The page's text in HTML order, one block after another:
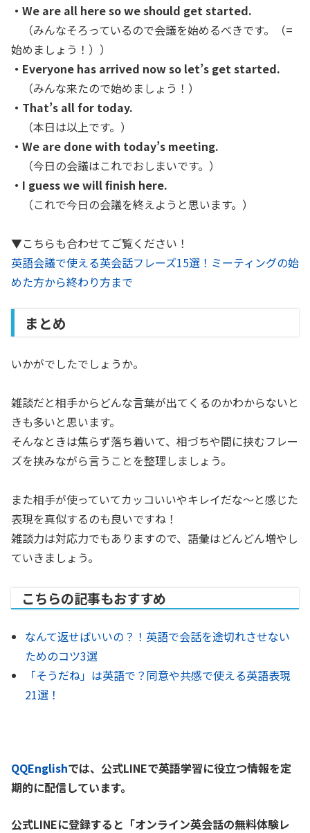
・We are all here so we should get started.
（みんなそろっているので会議を始めるべきです。（=
始めましょう！））
・Everyone has arrived now so let’s get started.
（みんな来たので始めましょう！）
・That’s all for today.
（本日は以上です。）
・We are done with today’s meeting.
（今日の会議はこれでおしまいです。）
・I guess we will finish here.
（これで今日の会議を終えようと思います。）
▼こちらも合わせてご覧ください！
英語会議で使える英会話フレーズ15選！ミーティングの始
めた方から終わり方まで
まとめ
いかがでしたでしょうか。
雑談だと相手からどんな言葉が出てくるのかわからないと
きも多いと思います。
そんなときは焦らず落ち着いて、相づちや間に挟むフレー
ズを挟みながら言うことを整理しましょう。
また相手が使っていてカッコいいやキレイだな〜と感じた
表現を真似するのも良いですね！
雑談力は対応力でもありますので、語彙はどんどん増やし
ていきましょう。
こちらの記事もおすすめ
なんて返せばいいの？！英語で会話を途切れさせない
ためのコツ3選
「そうだね」は英語で？同意や共感で使える英語表現
21選！
QQEnglishでは、公式LINEで英語学習に役立つ情報を定
期的に配信しています。
公式LINEに登録すると「オンライン英会話の無料体験レ